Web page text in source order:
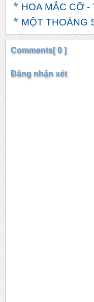
HOA MẮC CỠ
MỘT THOÁNG
Comments[ 0 ]
Đăng nhận xét